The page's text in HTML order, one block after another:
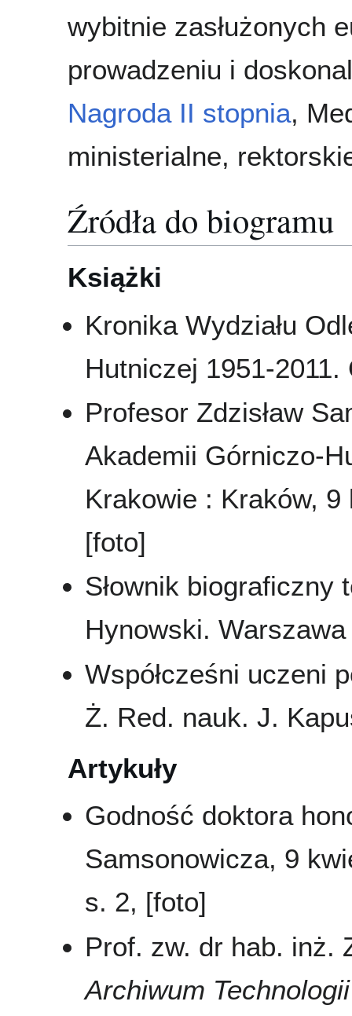
wybitnie zasłużonych
prowadzeniu i
Nagroda II stopnia,
ministerialne,
Źródła do biogramu
Książki
Kronika Wydziału
Hutniczej 1951-
Profesor Zdzisław
Akademii Górniczo-
Krakowie : Kraków,
[foto]
Słownik biograficzny
Hynowski.
Współcześni uczeni
Ż. Red. nauk. J.
Artykuły
Godność doktora
Samsonowicza, 9
s. 2, [foto]
Prof. zw. dr hab. inż.
Archiwum